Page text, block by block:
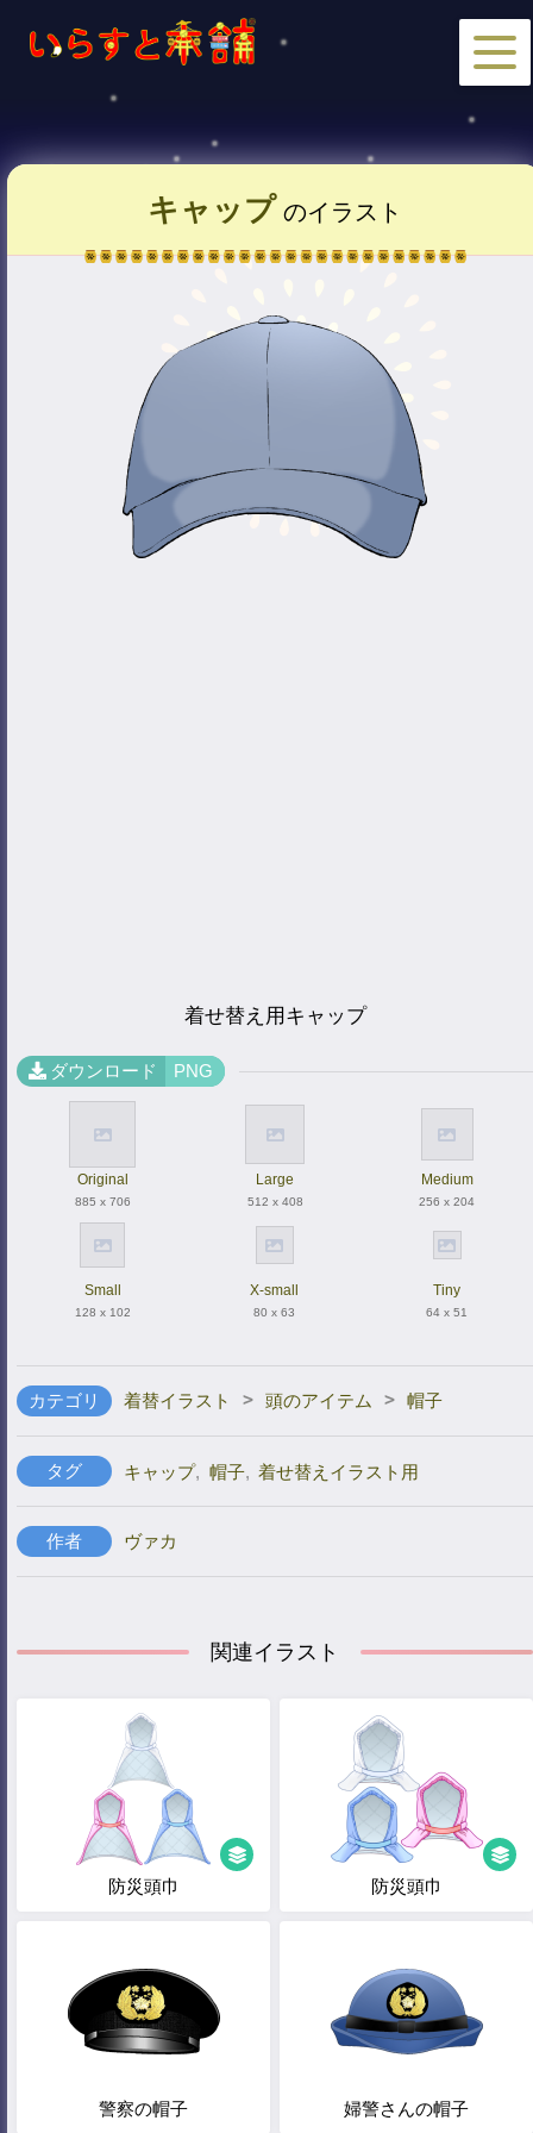
キャップ のイラスト
着せ替え用キャップ
ダウンロード PNG
Original
885 x 706
Large
512 x 408
Medium
256 x 204
Small
128 x 102
X-small
80 x 63
Tiny
64 x 51
カテゴリ 着替イラスト > 頭のアイテム > 帽子
タグ キャップ, 帽子, 着せ替えイラスト用
作者 ヴァカ
関連イラスト
防災頭巾 防災頭巾
警察の帽子 婦警さんの帽子